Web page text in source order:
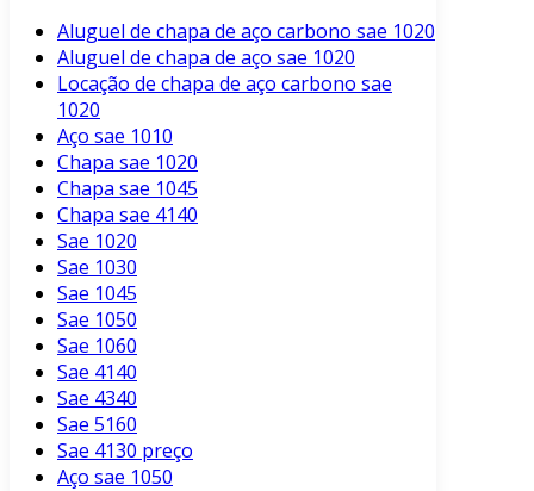
Aluguel de chapa de aço carbono sae 1020
Aluguel de chapa de aço sae 1020
Locação de chapa de aço carbono sae
1020
Aço sae 1010
Chapa sae 1020
Chapa sae 1045
Chapa sae 4140
Sae 1020
Sae 1030
Sae 1045
Sae 1050
Sae 1060
Sae 4140
Sae 4340
Sae 5160
Sae 4130 preço
Aço sae 1050